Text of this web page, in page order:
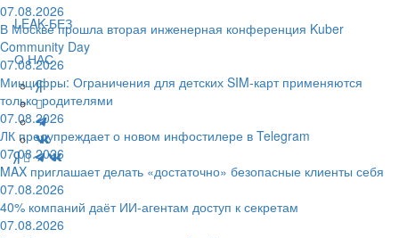
LEAK-БЕЗ
О НАС
07.08.2026
В Москве прошла вторая инженерная конференция Kuber
Community Day
07.08.2026
Минцифры: Ограничения для детских SIM-карт применяются
только родителями
07.08.2026
ЛК предупреждает о новом инфостилере в Telegram
07.08.2026
MAX приглашает делать «достаточно» безопасные клиенты себя
07.08.2026
40% компаний даёт ИИ‑агентам доступ к секретам
07.08.2026